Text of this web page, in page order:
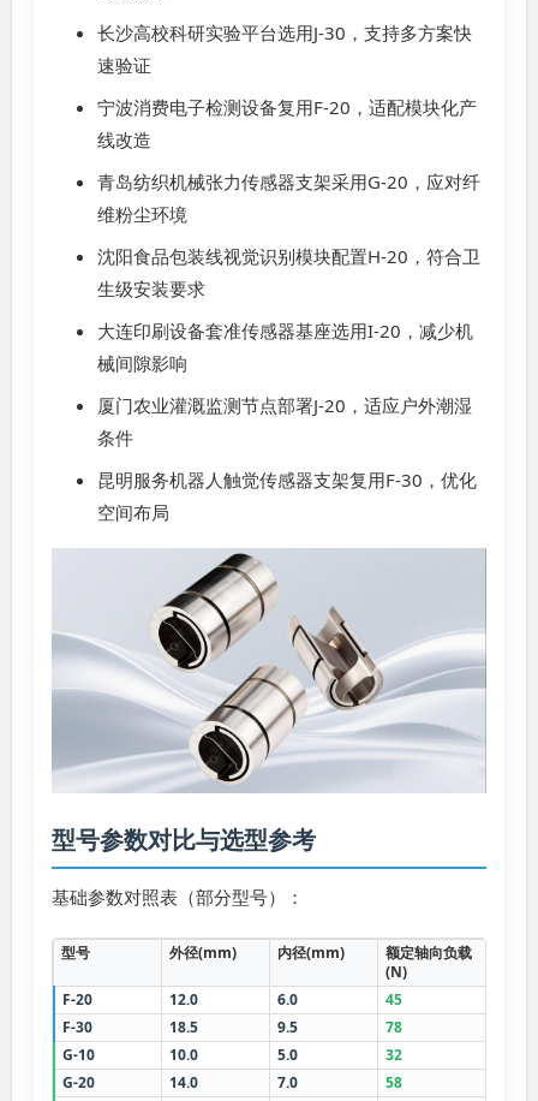
长沙高校科研实验平台选用J-30，支持多方案快
速验证
宁波消费电子检测设备复用F-20，适配模块化产
线改造
青岛纺织机械张力传感器支架采用G-20，应对纤
维粉尘环境
沈阳食品包装线视觉识别模块配置H-20，符合卫
生级安装要求
大连印刷设备套准传感器基座选用I-20，减少机
械间隙影响
厦门农业灌溉监测节点部署J-20，适应户外潮湿
条件
昆明服务机器人触觉传感器支架复用F-30，优化
空间布局
型号参数对比与选型参考
基础参数对照表（部分型号）：
型号 外径(mm) 内径(mm)
额定轴向负载
(N)
F-20
12.0 6.0 45
F-30
18.5 9.5 78
G-10
10.0 5.0 32
G-20
14.0 7.0 58